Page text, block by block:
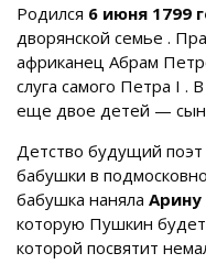
Родился 6 июня 1799
дворянской семье .
африканец Абрам
слуга самого Петра I .
еще двое детей — сын
Детство будущий
бабушки в
бабушка наняла Арину
которую Пушкин
которой посвятит